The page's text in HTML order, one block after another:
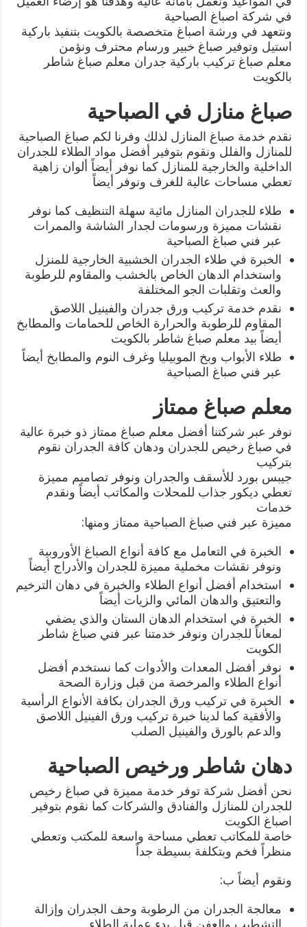
في شركة اصباغ الصباحية
ونتعهد في ورشة اصباغ متخصصة بالكويت بتنفيذ باركية
استيل وتوفير صباغ خبير ورسام محترف ونؤمن
معلم صباغ تركيب باركية جدران معلم صباغ شاطر
بالكويت
صباغ منازل في الصباحية
نقدم خدمة صباغ المنازل لذلك وفرنا لكم صباغ الصباحية
للمنازل والفلل ونقوم بتوفير أفضل مواد الطلاء للجدران
الداخلية والخارجية للمنازل كما نوفر أيضاً ألوان زاهية
تعطي مساحات عالية للغرف ونوفر أيضاً
طلاء للجدران المنازل مائية سهلة التنظيف كما نوفر
نقشات مميزة ورسومات لجدار الشاشة والممرات
عبر فني صباغ الصباحية
الخبرة في طلاء الجدران الخشبية الخارجية للمنزل
واستخدام الدهان الخاص بالخشب والمقاوم للرطوبة
والعث وتقلبات الجو المختلفة
نقدم خدمة تركيب ورق جدران والفينيل اللاصق
المقاوم للرطوبة والحرارة الخاص للحمامات والمطابخ
أيضاً بيد معلم صباغ شاطر بالكويت
طلاء الأبواب وبخ الموبيليا وغرف النوم والمطابخ أيضاً
عبر فني صباغ الصباحية
معلم صباغ ممتاز
نوفر عبر شركتنا أفضل معلم صباغ ممتاز ذو خبرة عالية
في صباغ رخيص للجدران ودهان كافة الجدران نقوم
بتركيب
جيبس بورد للأسقف والجدران ونوفر تصاميم مميزة
تعطي ديكور جذاب للمحلات والمكاتب أيضاً ونقدم
خدمات
مميزة عبر فني صباغ الصباحية ممتاز ومنها:
الخبرة في التعامل مع كافة أنواع الصباغ الأوروبية
ونوفر نقشات مخملية مميزة للجدران والأدراج أيضاً
استخدام أفضل أنواع الطلاء والخبرة في دهان الترخيم
والتعتيق والدهان المائي والزيات أيضاً
الخبرة في استخدام الدهان الستان والذي يضفي
لمعاناً للجدران ونوفر خدمتنا عبر فني صباغ شاطر
الكويت
نوفر أفضل المعدات والأدوات كما نستخدم أفضل
أنواع الطلاء والمرخصة من قبل وزارة الصحة
الخبرة في تركيب ورق الجدران بكافة الأنواع الرأسية
والأفقية كما لدينا خبرة تركيب ورق الفينيل اللاصق
والدعم بالورق والفينيل الصلب
دهان شاطر ورخيص الصباحية
نحن أفضل شركة توفر خدمة مميزة في صباغ رخيص
للجدران للمنازل والفنادق والشركات كما نقوم بتوفير
اصباغ الكويت
خاصة للمكاتب تعطي مساحة واسعة للمكتب وتعطي
منظراً فخم وبتكلفة بسيطة جداً
ونقوم أيضاً ب:
معالجة الجدران من الرطوبة وحف الجدران وإزالة
التشطيب والعفن قبل بدء عملية الطلاء